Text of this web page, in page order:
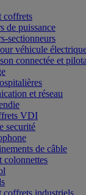
coffrets
de puissance
sectionneurs
véhicule
connectée et
et réseau
VDI
securité
de câble
colonnettes
coffrets industriels